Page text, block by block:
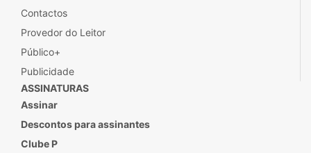
Contactos
Provedor do Leitor
Público+
Publicidade
ASSINATURAS
Assinar
Descontos para assinantes
Clube P